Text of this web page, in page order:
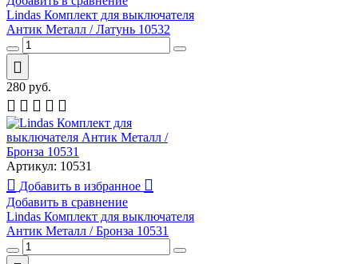
Lindas Комплект для выключателя
Антик Металл / Латунь 10532
280 руб.
Артикул: 10531
Добавить в избранное
Добавить в сравнение
Lindas Комплект для выключателя
Антик Металл / Бронза 10531